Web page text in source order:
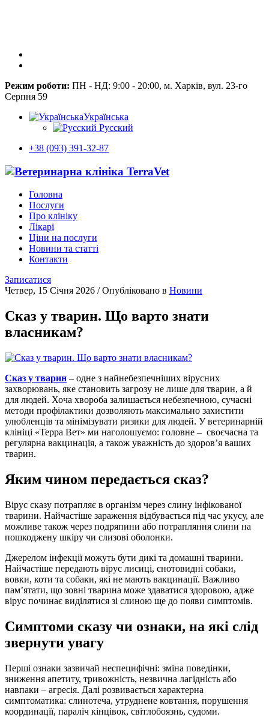
Режим роботи: ПН - НД: 9:00 - 20:00, м. Харків, вул. 23-го
Серпня 59
Українська
Русский
+38 (093) 391-32-87
Головна
Послуги
Про клініку
Лікарі
Ціни на послуги
Новини та статті
Контакти
Записатися
Четвер, 15 Січня 2026 /Опубліковано в Новини
Сказ у тварин. Що варто знати
власникам?
Сказ у тварин – одне з найнебезпечніших вірусних
захворювань, яке становить загрозу не лише для тварин, а й
для людей. Хоча хвороба залишається небезпечною, сучасні
методи профілактики дозволяють максимально захистити
улюбленців та мінімізувати ризики для людей. У ветеринарній
клініці «Терра Вет» ми наголошуємо: головне – своєчасна та
регулярна вакцинація, а також уважність до здоров’я ваших
тварин.
Яким чином передається сказ?
Вірус сказу потрапляє в організм через слину інфікованої
тварини. Найчастіше зараження відбувається під час укусу, але
можливе також через подряпини або потрапляння слини на
пошкоджену шкіру чи слизові оболонки.
Джерелом інфекції можуть бути дикі та домашні тварини.
Найчастіше передають вірус лисиці, єнотовидні собаки,
вовки, коти та собаки, які не мають вакцинації. Важливо
пам’ятати, що зовні тварина може здаватися здоровою, адже
вірус починає виділятися зі слиною ще до появи симптомів.
Симптоми сказу чи ознаки, на які слід
звернути увагу
Перші ознаки зазвичай неспецифічні: зміна поведінки,
зниження апетиту, тривожність, незвична лагідність або
навпаки – агресія. Далі розвивається характерна
симптоматика: слинотеча, утруднене ковтання, порушення
координації, параліч кінцівок, світлобоязнь, судоми.